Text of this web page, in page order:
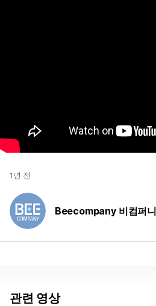
1년 전
Beecompany 비컴퍼니
관련 영상